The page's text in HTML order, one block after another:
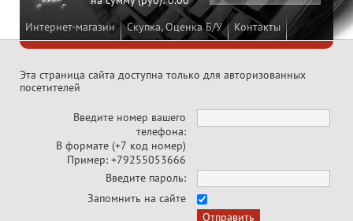
Интернет-магазин Скупка, Оценка Б/У Контакты
Эта страница сайта доступна только для авторизованных
посетителей
Введите номер вашего
телефона:
В формате (+7 код номер)
Пример: +79255053666
Введите пароль:
Запомнить на сайте